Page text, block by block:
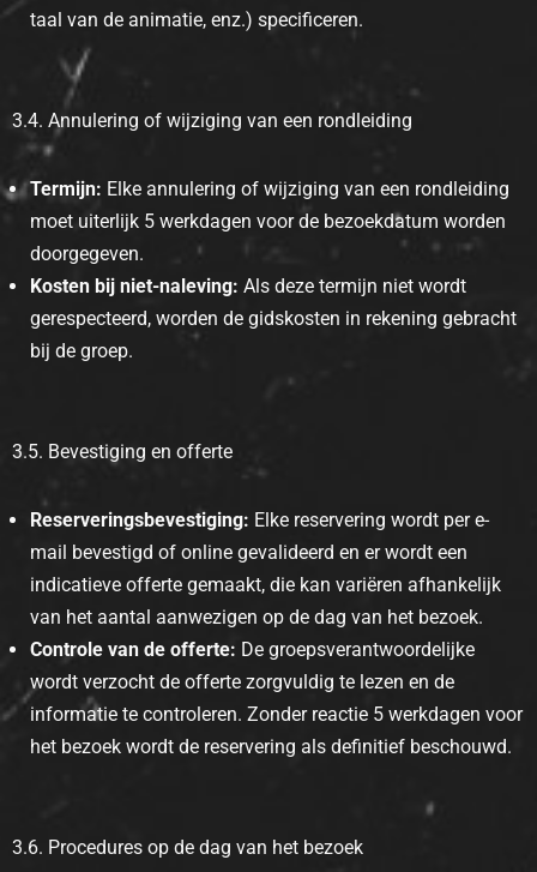
taal van de animatie, enz.) specificeren.
3.4. Annulering of wijziging van een rondleiding
Termijn: Elke annulering of wijziging van een rondleiding
moet uiterlijk 5 werkdagen voor de bezoekdatum worden
doorgegeven.
Kosten bij niet-naleving: Als deze termijn niet wordt
gerespecteerd, worden de gidskosten in rekening gebracht
bij de groep.
3.5. Bevestiging en offerte
Reserveringsbevestiging: Elke reservering wordt per e-
mail bevestigd of online gevalideerd en er wordt een
indicatieve offerte gemaakt, die kan variëren afhankelijk
van het aantal aanwezigen op de dag van het bezoek.
Controle van de offerte: De groepsverantwoordelijke
wordt verzocht de offerte zorgvuldig te lezen en de
informatie te controleren. Zonder reactie 5 werkdagen voor
het bezoek wordt de reservering als definitief beschouwd.
3.6. Procedures op de dag van het bezoek